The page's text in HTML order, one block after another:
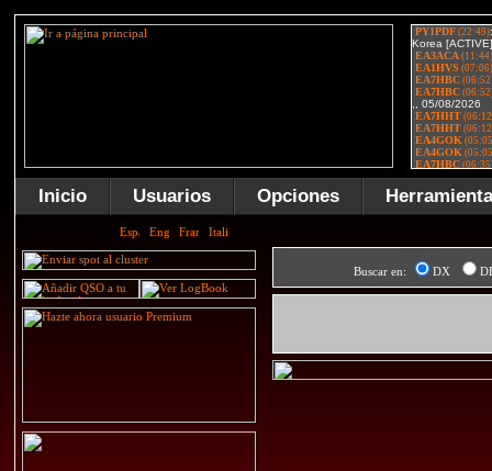
Inicio Usuarios Opciones
Buscar en: DX